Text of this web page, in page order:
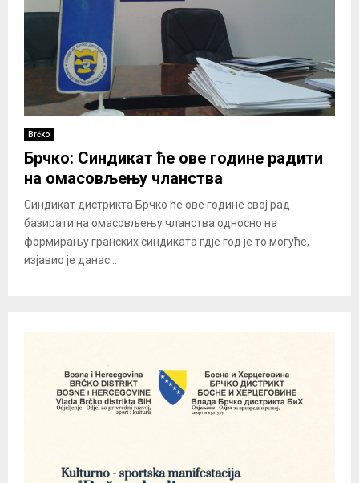
Brčko
Брчко: Синдикат ће ове године радити
на омасовљењу чланства
Синдикат дистрикта Брчко ће ове године свој рад
базирати на омасовљењу чланства односно на
формирању гранских синдиката гдје год је то могуће,
изјавио је данас...